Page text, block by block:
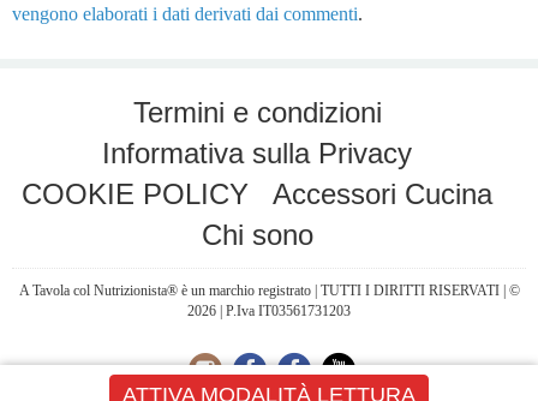
ATTIVA MODALITÀ LETTURA
vengono elaborati i dati derivati dai commenti.
Termini e condizioni
Informativa sulla Privacy
COOKIE POLICY
Accessori Cucina
Chi sono
A Tavola col Nutrizionista® è un marchio registrato | TUTTI I DIRITTI RISERVATI | ©
2026 | P.Iva IT03561731203